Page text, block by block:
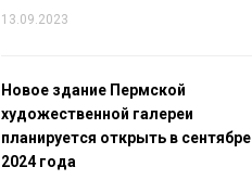
13.09.2023
Новое здание Пермской
художественной галереи
планируется открыть в сентябре
2024 года